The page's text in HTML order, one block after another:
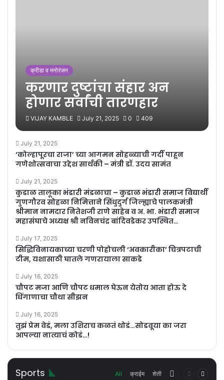
क्रीडा व मनोरंजन
करणार दुष्टांचा संहार अन
होणार सर्वांची तारणहार
VIJAY KAMBLE July 21, 2025 0 409
July 21, 2025
‘कोल्हापूरचा राजा’ च्या आगमन सोहळ्याची गर्दी पाहून
गणेशोत्सवाचा उद्देश सार्थकी – मंत्री डॉ. उदय सामंत
July 21, 2025
कुडाळ तालूका भंडारी मंडळाचा – कुडाळ भंडारी समाज विद्यार्थी
गुणगौरव सोहळा निमित्ताने सिंधुदुर्ग जिल्ह्याचे पालकमंत्री
श्रीमान नामदार नितेशजी राणे साहेब व अ. भा. भंडारी समाज
महासंघाचे अध्यक्ष श्री नविनचंद्र बांदिवडेकर उपस्थित…
July 17, 2025
सिद्धिविनायकाच्या चरणी पोहोचली ‘अवकारीका’ चित्रपटाची
टीम, यशासाठी घातले गणरायाला साकडे
July 16, 2025
चौपट मजा आणि चौपट धमाल घेऊन येतोय आता होऊ दे
धिंगाणाचा चौथा सीझन
July 16, 2025
तुझं प्रेम वेडं, मला उशिराच कळतं थोडं…सोडवूया का जरा
आपल्या नात्याचं कोडं…!
Sports All क्राईम शेती MorePrevious
Next